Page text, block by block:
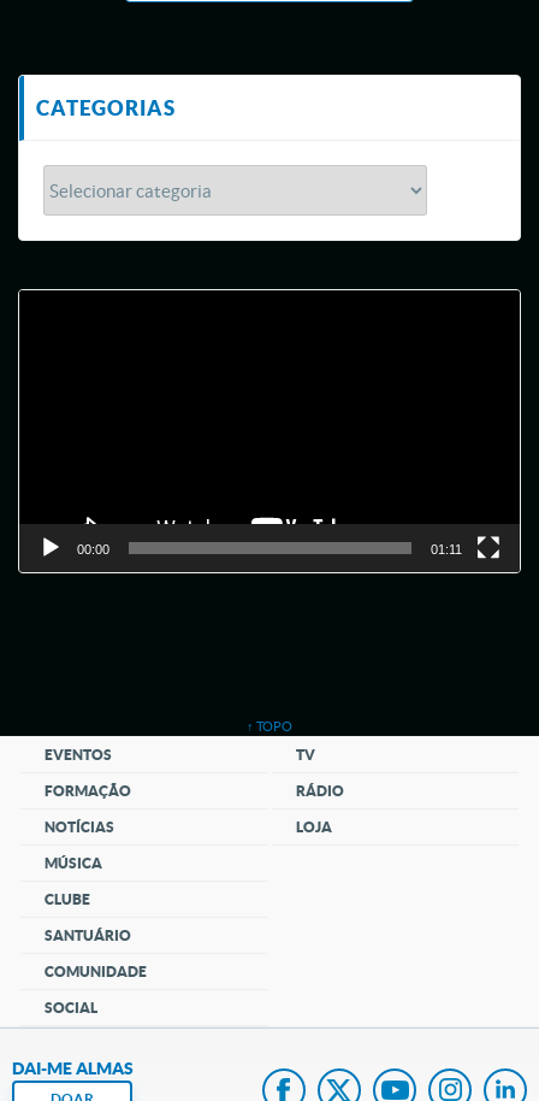
CATEGORIAS
00:00 01:11
↑ TOPO
EVENTOS
FORMAÇÃO
NOTÍCIAS
MÚSICA
CLUBE
SANTUÁRIO
COMUNIDADE
SOCIAL
TV
RÁDIO
LOJA
DAI-ME ALMAS